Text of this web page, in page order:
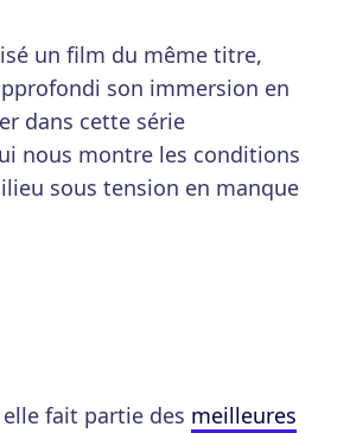
un film du même titre,
son immersion en
dans cette série
nous montre les conditions
sous tension en manque
fait partie des meilleures